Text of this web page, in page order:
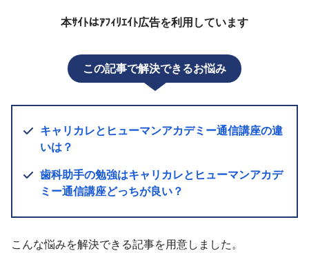
本ｻｲﾄはｱﾌｨﾘｴｲﾄ広告を利用しています
この記事で解決できるお悩み
キャリカレとヒューマンアカデミー通信講座の違
いは？
歯科助手の勉強はキャリカレとヒューマンアカデ
ミー通信講座どっちが良い？
こんな悩みを解決できる記事を用意しました。